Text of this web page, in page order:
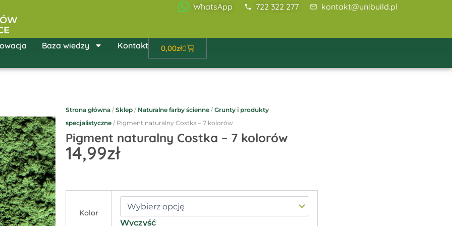
WhatsApp 722 322 277 kontakt@unibuild.pl
Baza wiedzy Kontakt 0,00zł0
Wózek
Strona główna /Sklep / Naturalne farby ścienne /Grunty i produkty
specjalistyczne / Pigment naturalny Costka – 7 kolorów
Pigment naturalny Costka – 7 kolorów
14,99zł
Kolor
Wyczyść
naturalny